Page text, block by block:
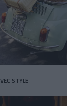
STYLE